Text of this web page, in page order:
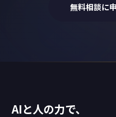
無料相談に
AIと人の力で、